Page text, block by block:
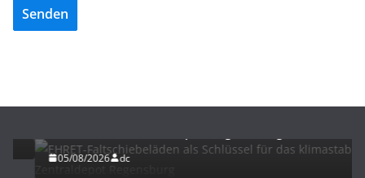
Senden
05/08/2026 dc